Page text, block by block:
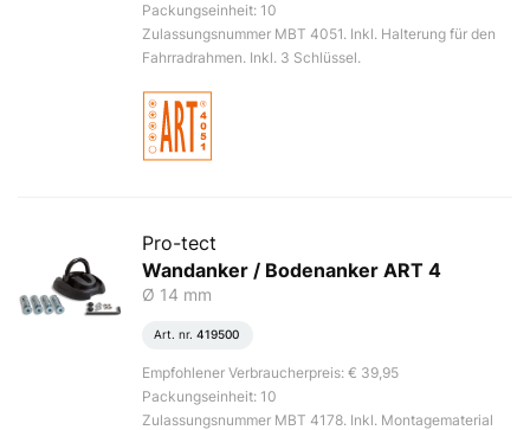
Packungseinheit: 10
Zulassungsnummer MBT 4051. Inkl. Halterung für den
Fahrradrahmen. Inkl. 3 Schlüssel.
Pro-tect
Wandanker / Bodenanker ART 4
Ø 14 mm
Art. nr. 419500
Empfohlener Verbraucherpreis: € 39,95
Packungseinheit: 10
Zulassungsnummer MBT 4178. Inkl. Montagematerial